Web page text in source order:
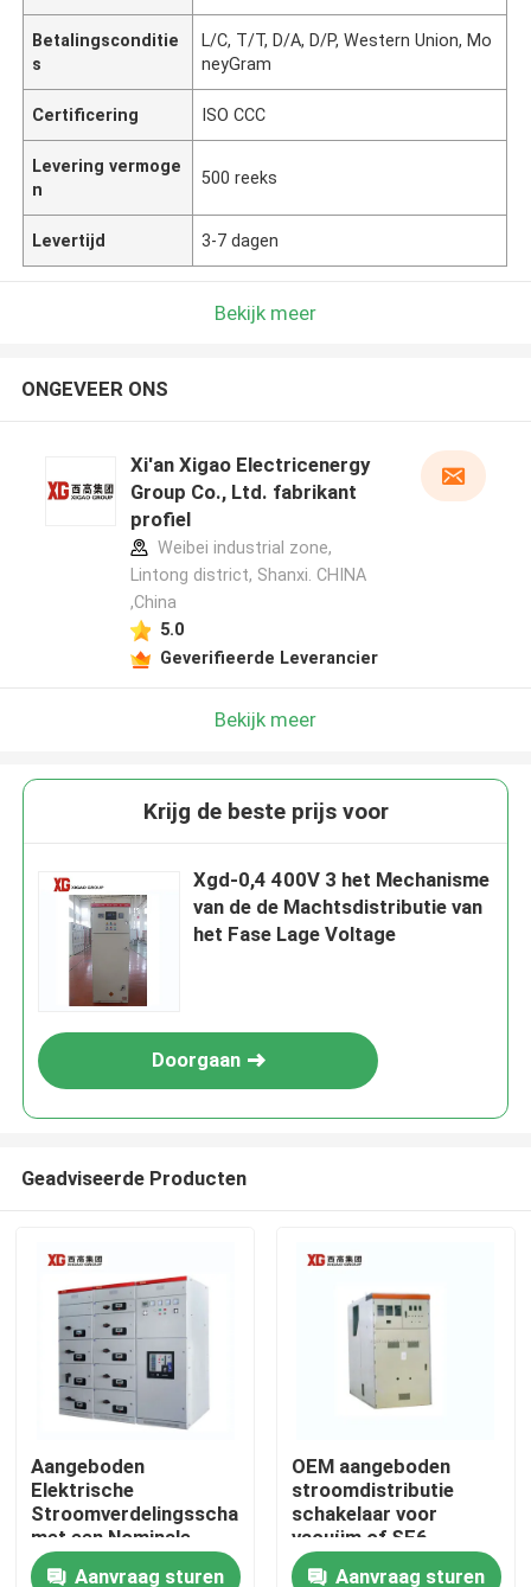
Producten
Ongeveer ons
Betalingsconditie
s
L/C, T/T, D/A, D/P, Western Union, Mo
neyGram
Certificering ISO CCC
Levering vermoge
n
500 reeks
Levertijd 3-7 dagen
Bekijk meer
ONGEVEER ONS
Xi'an Xigao Electricenergy
Group Co., Ltd. fabrikant
profiel
Weibei industrial zone,
Lintong district, Shanxi. CHINA
,China
5.0
Geverifieerde Leverancier
Bekijk meer
Krijg de beste prijs voor
Xgd-0,4 400V 3 het Mechanisme
van de de Machtsdistributie van
het Fase Lage Voltage
Doorgaan
Geadviseerde Producten
Aangeboden
Elektrische
Stroomverdelingsschakelaar
met een Nominale
Spanning tot 17,5 KV
Aanvraag sturen
OEM aangeboden
stroomdistributie
schakelaar voor
vacuüm of SF6
schakelaar en
Aanvraag sturen